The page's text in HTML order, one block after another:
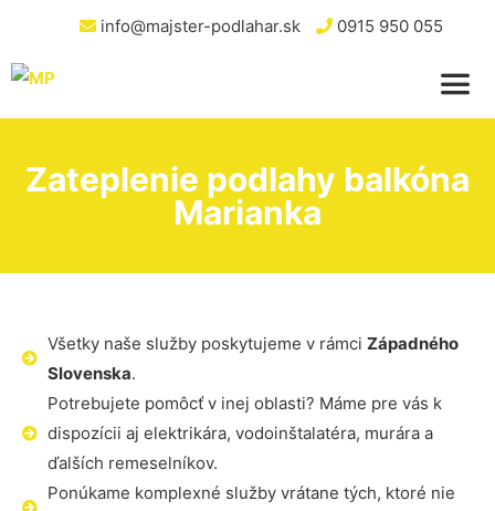
info@majster-podlahar.sk 0915 950 055
Zateplenie podlahy balkóna
Marianka
Všetky naše služby poskytujeme v rámci Západného
Slovenska.
Potrebujete pomôcť v inej oblasti? Máme pre vás k
dispozícii aj elektrikára, vodoinštalatéra, murára a
ďalších remeselníkov.
Ponúkame komplexné služby vrátane tých, ktoré nie